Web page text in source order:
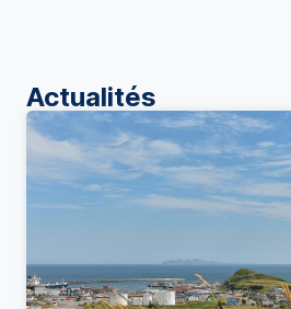
Actualités